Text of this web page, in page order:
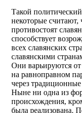
Такой политический
некоторые
противостоят
способствует
всех славянских
славянскими
Они варьируются
на равноправном
через
Ныне ни одна из
происхождения,
была реализована.